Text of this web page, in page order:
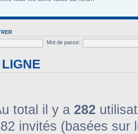
Mot de passe:
total il y a 282
invités (basées sur